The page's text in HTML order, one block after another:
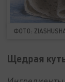
ФОТО:
Щедрая